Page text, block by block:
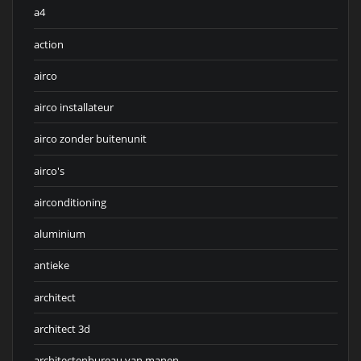
a4
action
airco
airco installateur
airco zonder buitenunit
airco's
airconditioning
aluminium
antieke
architect
architect 3d